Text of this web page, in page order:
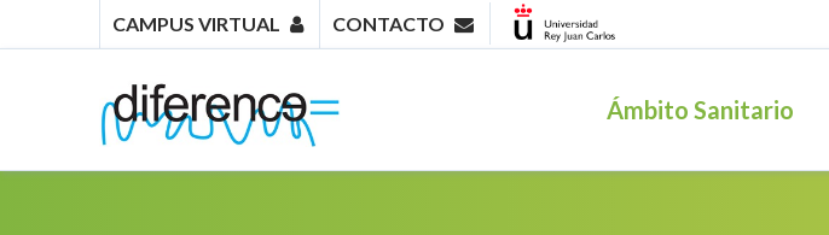
CAMPUS VIRTUAL CONTACTO
Ámbito Sanitario